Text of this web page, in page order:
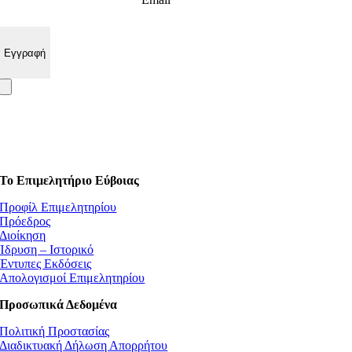
Το Επιμελητήριο Εύβοιας
Προφίλ Επιμελητηρίου
Πρόεδρος
Διοίκηση
Ίδρυση – Ιστορικό
Έντυπες Εκδόσεις
Απολογισμοί Επιμελητηρίου
Προσωπικά Δεδομένα
Πολιτική Προστασίας
Διαδικτυακή Δήλωση Απορρήτου